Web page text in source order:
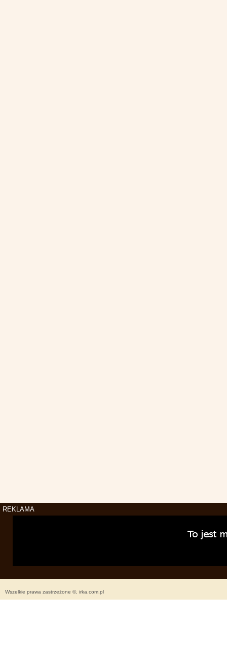
REKLAMA
Wszelkie prawa zastrzeżone ©, irka.com.pl